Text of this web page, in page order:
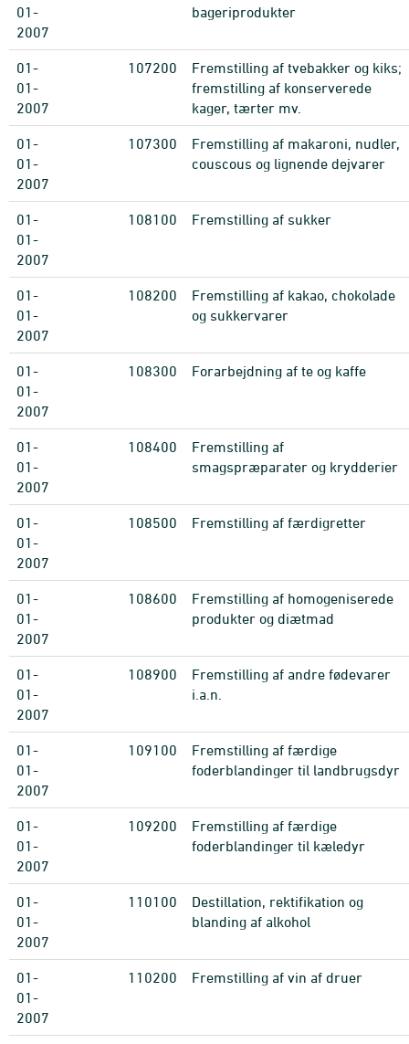
01-
2007
bageriprodukter
01-
01-
2007
107200
Fremstilling af tvebakker og kiks;
fremstilling af konserverede
kager, tærter mv.
01-
01-
2007
107300
Fremstilling af makaroni, nudler,
couscous og lignende dejvarer
01-
01-
2007
108100 Fremstilling af sukker
01-
01-
2007
108200
Fremstilling af kakao, chokolade
og sukkervarer
01-
01-
2007
108300 Forarbejdning af te og kaffe
01-
01-
2007
108400
Fremstilling af
smagspræparater og krydderier
01-
01-
2007
108500 Fremstilling af færdigretter
01-
01-
2007
108600
Fremstilling af homogeniserede
produkter og diætmad
01-
01-
2007
108900
Fremstilling af andre fødevarer
i.a.n.
01-
01-
2007
109100
Fremstilling af færdige
foderblandinger til landbrugsdyr
01-
01-
2007
109200
Fremstilling af færdige
foderblandinger til kæledyr
01-
01-
2007
110100
Destillation, rektifikation og
blanding af alkohol
01-
01-
2007
110200 Fremstilling af vin af druer